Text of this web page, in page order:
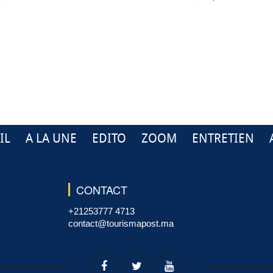
A LA UNE EDITO ZOOM ENTRETIEN
CONTACT
+21253777 4713
contact@tourismapost.ma